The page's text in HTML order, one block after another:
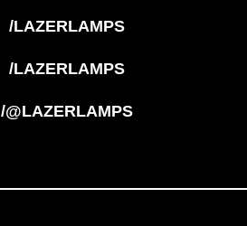
/LAZERLAMPS
/LAZERLAMPS
/@LAZERLAMPS